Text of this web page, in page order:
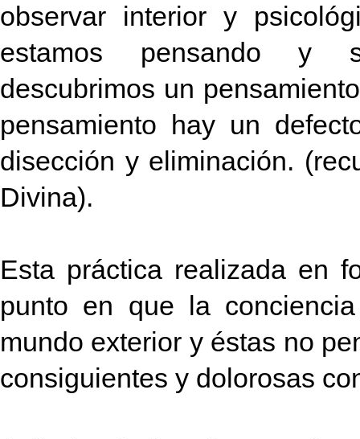
observar interior y
estamos pensando y
descubrimos un
pensamiento hay un
disección y eliminación.
Divina).
Esta práctica realizada en
punto en que la
mundo exterior y éstas no
consiguientes y dolorosas